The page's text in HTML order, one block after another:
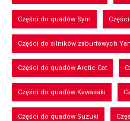
Części do quadów Sym
Części do silników zaburtowych
Części do quadów Arctic Cat
Części do quadów Kawasaki
Części do quadów Suzuki